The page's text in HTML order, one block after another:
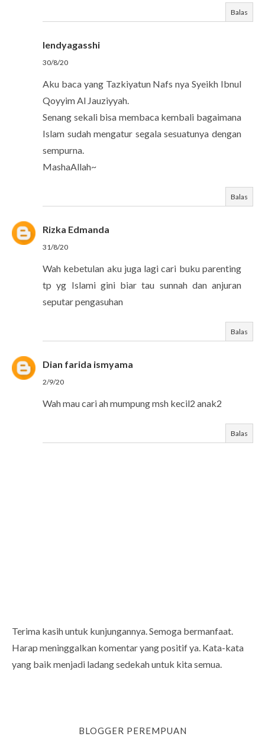
Balas
lendyagasshi
30/8/20
Aku baca yang Tazkiyatun Nafs nya Syeikh Ibnul
Qoyyim Al Jauziyyah.
Senang sekali bisa membaca kembali bagaimana
Islam sudah mengatur segala sesuatunya dengan
sempurna.
MashaAllah~
Balas
Rizka Edmanda
31/8/20
Wah kebetulan aku juga lagi cari buku parenting
tp yg Islami gini biar tau sunnah dan anjuran
seputar pengasuhan
Balas
Dian farida ismyama
2/9/20
Wah mau cari ah mumpung msh kecil2 anak2
Balas
Terima kasih untuk kunjungannya. Semoga bermanfaat.
Harap meninggalkan komentar yang positif ya. Kata-kata
yang baik menjadi ladang sedekah untuk kita semua.
BLOGGER PEREMPUAN